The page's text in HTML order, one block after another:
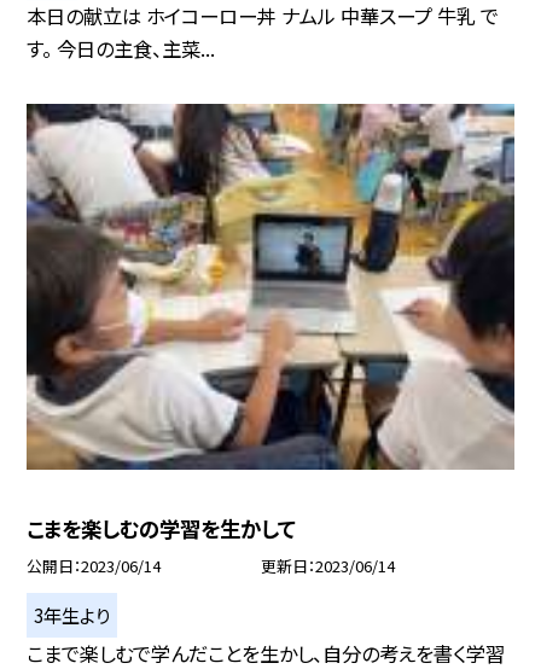
本日の献立は ホイコーロー丼 ナムル 中華スープ 牛乳 で
す。 今日の主食、主菜...
こまを楽しむの学習を生かして
公開日 2023/06/14 更新日 2023/06/14
3年生より
こまで楽しむで学んだことを生かし、自分の考えを書く学習